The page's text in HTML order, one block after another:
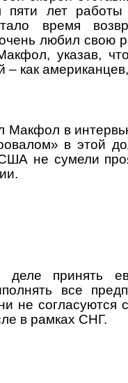
лет работы
время
любил свою
указав,
– как
Макфол в
в этой
не сумели
принять
все
не
в рамках СНГ.